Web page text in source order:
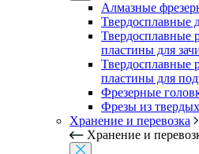
Алмазные
Твердосплавные
Твердосплавные
пластины для
Твердосплавные
пластины для
Фрезерные
Фрезы из
Хранение и перевозка
Хранение и